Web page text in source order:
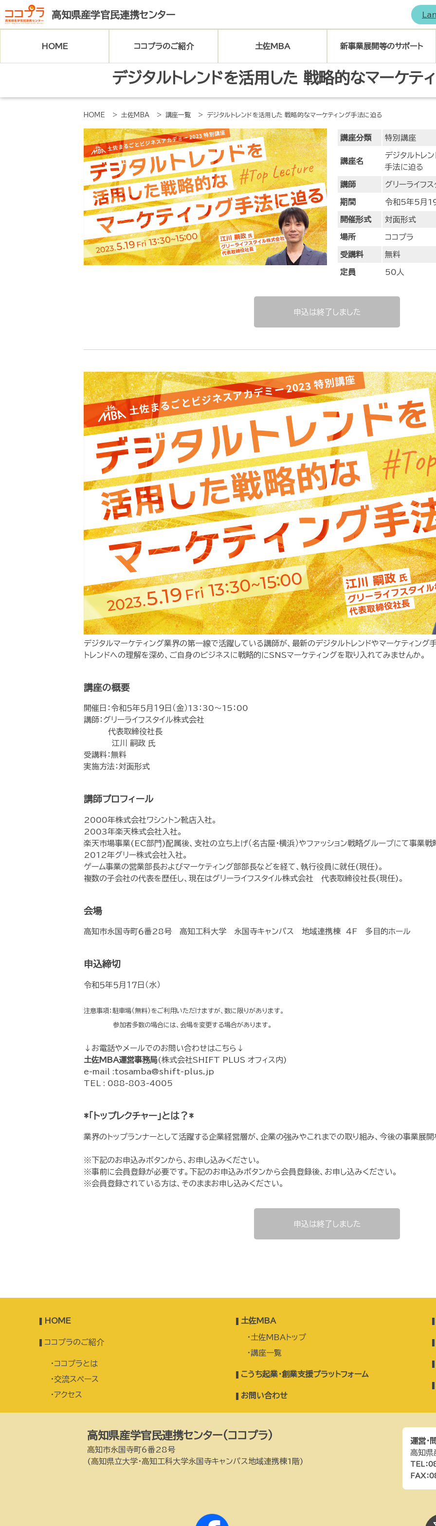
高知県産学官民連携センター
HOME ココプラのご紹介
ココプラとは
交流スペース
アクセス
土佐MBA
土佐MBAトップ
マイページログイン
講座一覧
シーズ・研究内容紹介
新事業展開等のサポート
総合窓口
(お問い合わせはこちら)
プラットフォーム
大学等との連携
ココプラサロン
イノベーション促進アドバイザー
新事業創出支援事業費補助金
デジタルトレンドを活用した 戦略的なマーケテ
HOME > 土佐MBA > 講座一覧 > デジタルトレンドを活用した 戦略的なマーケティング手法に迫る
講座分類 特別講座
講座名
デジタルトレ
手法に迫る
講師 グリーライフ
期間 令和5年5月
開催形式 対面形式
場所 ココプラ
受講料 無料
定員 50人
申込は終了しました
デジタルマーケティング業界の第一線で活躍している講師が、最新のデジタルトレンドやマーケティング
トレンドへの理解を深め、ご自身のビジネスに戦略的にSNSマーケティングを取り入れてみませんか。
講座の概要
開催日：令和５年５月１９日（金）13：30～15：00
講師：グリーライフスタイル株式会社
代表取締役社長
江川 嗣政 氏
受講料：無料
実施方法：対面形式
講師プロフィール
2000年株式会社ワシントン靴店入社。
2003年楽天株式会社入社。
楽天市場事業(EC部門)配属後、支社の立ち上げ（名古屋・横浜）やファッション戦略グループにて事業戦
2012年グリー株式会社入社。
ゲーム事業の営業部長およびマーケティング部部長などを経て、執行役員に就任(現任)。
複数の子会社の代表を歴任し、現在はグリーライフスタイル株式会社 代表取締役社長(現任)。
会場
高知市永国寺町６番28号 高知工科大学 永国寺キャンパス 地域連携棟 ４F 多目的ホール
申込締切
令和５年５月１７日（水）
注意事項：駐車場（無料）をご利用いただけますが、数に限りがあります。
参加者多数の場合には、会場を変更する場合があります。
↓お電話やメールでのお問い合わせはこちら↓
土佐MBA運営事務局(株式会社SHIFT PLUS オフィス内)
e-mail :tosamba@shift-plus.jp
TEL : 088-803-4005
*「トップレクチャー」とは？*
業界のトップランナーとして活躍する企業経営層が、企業の強みやこれまでの取り組み、今後の事業展開
※下記のお申込みボタンから、お申し込みください。
※事前に会員登録が必要です。下記のお申込みボタンから会員登録後、お申し込みください。
※会員登録されている方は、そのままお申し込みください。
申込は終了しました
HOME
ココプラのご紹介
ココプラとは
交流スペース
アクセス
土佐MBA
土佐MBAトップ
講座一覧
こうち起業・創業支援プラットフォーム
お問い合わせ
高知県産学官民連携センター(ココプラ)
高知市永国寺町6番28号
(高知県立大学・高知工科大学永国寺キャンパス地域連携棟1階)
運営・
高知県
TEL：
FAX